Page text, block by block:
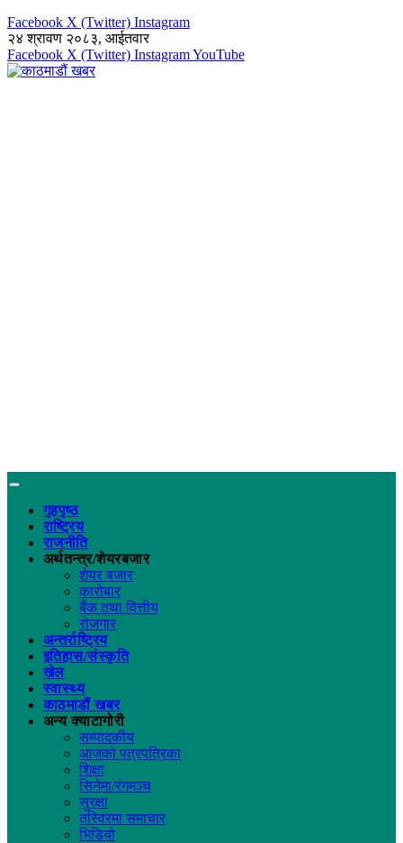
Facebook X (Twitter) Instagram
२४ श्रावण २०८३, आईतवार
Facebook X (Twitter) InstagramYouTube
गृहपृष्ठ
राष्ट्रिय
राजनीति
अर्थतन्त्र/शेयरबजार
शेयर बजार
कारोबार
बैंक तथा वित्तीय
रोजगार
अन्तर्राष्ट्रिय
इतिहास/संस्कृति
खेल
स्वास्थ्य
काठमाडौं खबर
अन्य क्याटागोरी
सम्पादकीय
आजको पत्रपत्रिका
शिक्षा
सिनेमा/रंगमञ्च
सुरक्षा
तस्विरमा समाचार
भिडियो